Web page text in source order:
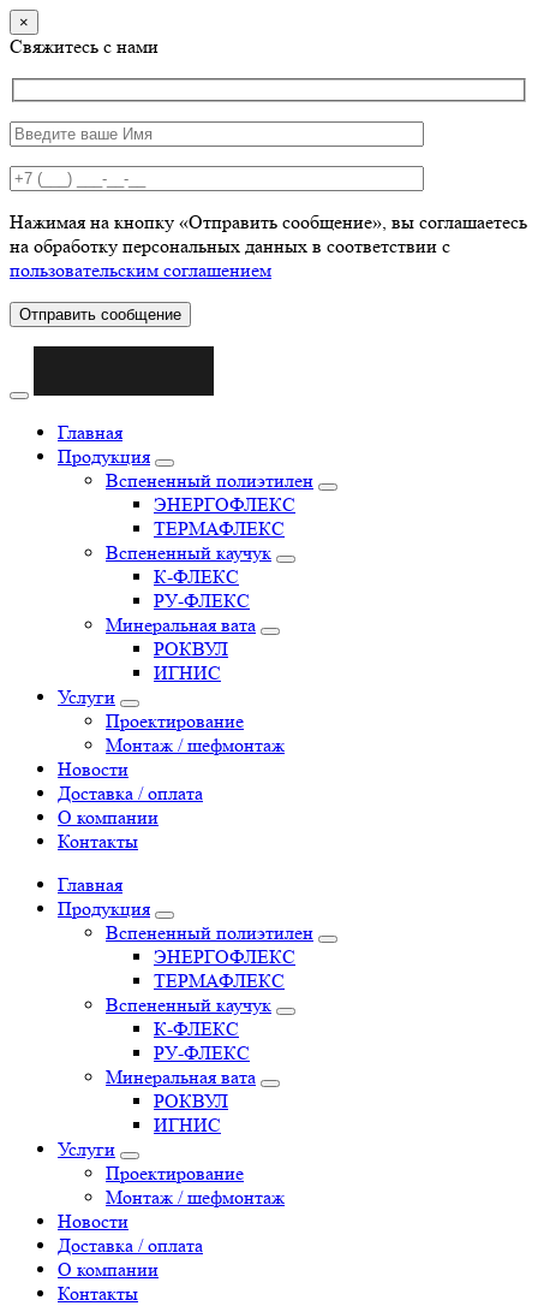
×
Свяжитесь с нами
Нажимая на кнопку «Отправить сообщение», вы соглашаетесь
на обработку персональных данных в соответствии с
пользовательским соглашением
Отправить сообщение
Главная
Продукция
Вспененный полиэтилен
ЭНЕРГОФЛЕКС
ТЕРМАФЛЕКС
Вспененный каучук
К-ФЛЕКС
РУ-ФЛЕКС
Минеральная вата
РОКВУЛ
ИГНИС
Услуги
Проектирование
Монтаж / шефмонтаж
Новости
Доставка / оплата
О компании
Контакты
Главная
Продукция
Вспененный полиэтилен
ЭНЕРГОФЛЕКС
ТЕРМАФЛЕКС
Вспененный каучук
К-ФЛЕКС
РУ-ФЛЕКС
Минеральная вата
РОКВУЛ
ИГНИС
Услуги
Проектирование
Монтаж / шефмонтаж
Новости
Доставка / оплата
О компании
Контакты